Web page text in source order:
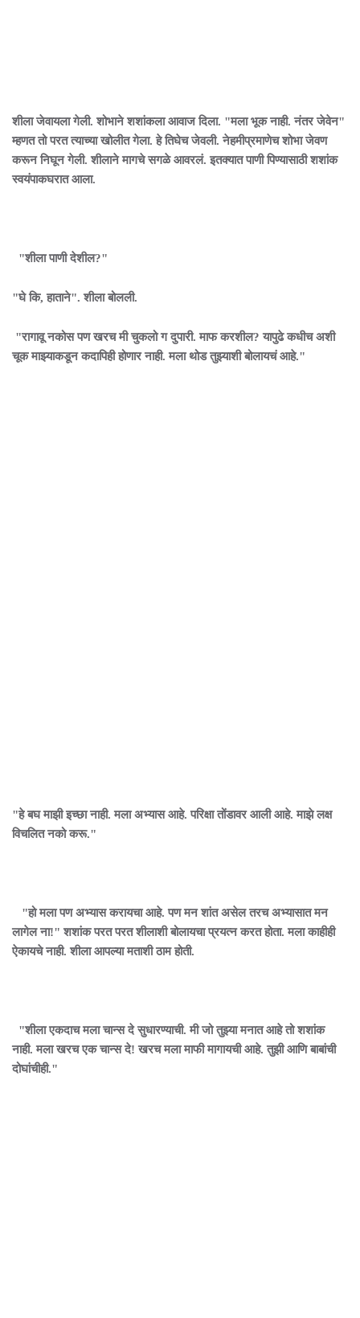
शीला जेवायला गेली. शोभाने शशांकला आवाज दिला. "मला भूक नाही. नंतर जेवेन"
म्हणत तो परत त्याच्या खोलीत गेला. हे तिघेच जेवली. नेहमीप्रमाणेच शोभा जेवण
करून निघून गेली. शीलाने मागचे सगळे आवरलं. इतक्यात पाणी पिण्यासाठी शशांक
स्वयंपाकघरात आला.
"शीला पाणी देशील?"
"घे कि, हाताने". शीला बोलली.
"रागावू नकोस पण खरच मी चुकलो ग दुपारी. माफ करशील? यापुढे कधीच अशी
चूक माझ्याकडून कदापिही होणार नाही. मला थोड तुझ्याशी बोलायचं आहे."
"हे बघ माझी इच्छा नाही. मला अभ्यास आहे. परिक्षा तोंडावर आली आहे. माझे लक्ष
विचलित नको करू."
"हो मला पण अभ्यास करायचा आहे. पण मन शांत असेल तरच अभ्यासात मन
लागेल ना!" शशांक परत परत शीलाशी बोलायचा प्रयत्न करत होता. मला काहीही
ऐकायचे नाही. शीला आपल्या मताशी ठाम होती.
"शीला एकदाच मला चान्स दे सुधारण्याची. मी जो तुझ्या मनात आहे तो शशांक
नाही. मला खरच एक चान्स दे! खरच मला माफी मागायची आहे. तुझी आणि बाबांची
दोघांचीही."